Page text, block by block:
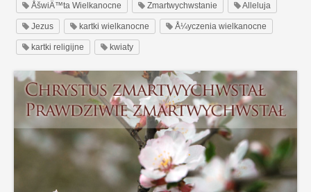
ÅšwiÄ™ta Wielkanocne Zmartwychwstanie Alleluja
Jezus kartki wielkanocne Å¼yczenia wielkanocne
kartki religijne kwiaty